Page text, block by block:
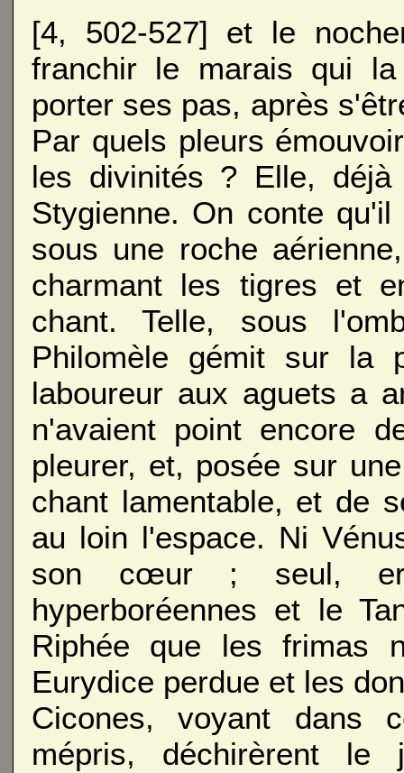
[4, 502-527] et le
franchir le marais qui
porter ses pas, après
Par quels pleurs
les divinités ? Elle,
Stygienne. On conte
sous une roche
charmant les tigres et
chant. Telle, sous
Philomèle gémit sur la
laboureur aux aguets a
n'avaient point encore
pleurer, et, posée sur
chant lamentable, et de
au loin l'espace. Ni
son cœur ; seul,
hyperboréennes et le
Riphée que les frimas
Eurydice perdue et les
Cicones, voyant dans
mépris, déchirèrent